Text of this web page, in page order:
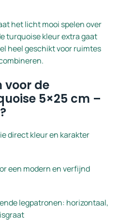
het licht mooi spelen over
turquoise kleur extra gaat
heel geschikt voor ruimtes
voor de
5×25 cm –
direct kleur en karakter
een modern en verfijnd
legpatronen: horizontaal,